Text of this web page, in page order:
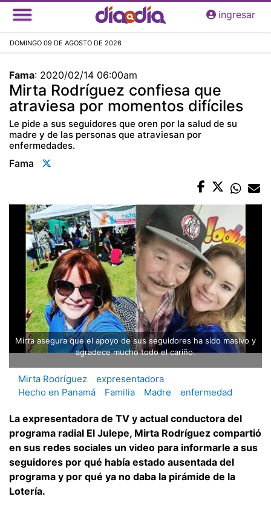
Pasar
al
principal
ingresar
DOMINGO 09 DE AGOSTO DE 2026
Fama: 2020/02/14 06:00am
Mirta Rodríguez confiesa que
atraviesa por momentos difíciles
Le pide a sus seguidores que oren por la salud de su
madre y de las personas que atraviesan por
enfermedades.
Fama
Mirta asegura que el apoyo de sus seguidores ha sido masivo y
agradece mucho todo el cariño.
Mirta Rodríguez
expresentadora
Hecho en Panamá
Familia Madre enfermedad
La expresentadora de TV y actual conductora del
programa radial El Julepe, Mirta Rodríguez compartió
en sus redes sociales un video para informarle a sus
seguidores por qué había estado ausentada del
programa y por qué ya no daba la pirámide de la
Lotería.